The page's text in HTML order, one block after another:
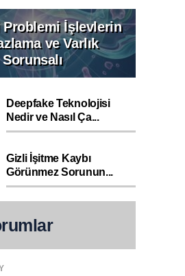
Problemi İşlevlerin
ve Varlık
Sorunsalı
Deepfake Teknolojisi
Nedir ve Nasıl Ça...
Gizli İşitme Kaybı
Görünmez Sorunun...